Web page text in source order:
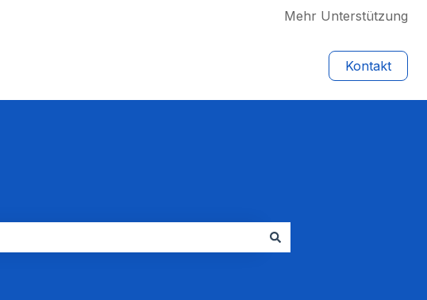
Mehr Unterstützung
Kontakt